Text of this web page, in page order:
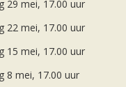
29 mei, 17.00 uur
22 mei, 17.00 uur
15 mei, 17.00 uur
8 mei, 17.00 uur